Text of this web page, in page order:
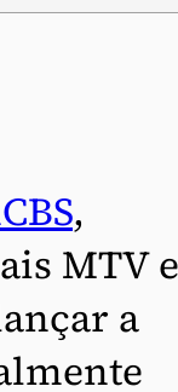
,
MTV e
a